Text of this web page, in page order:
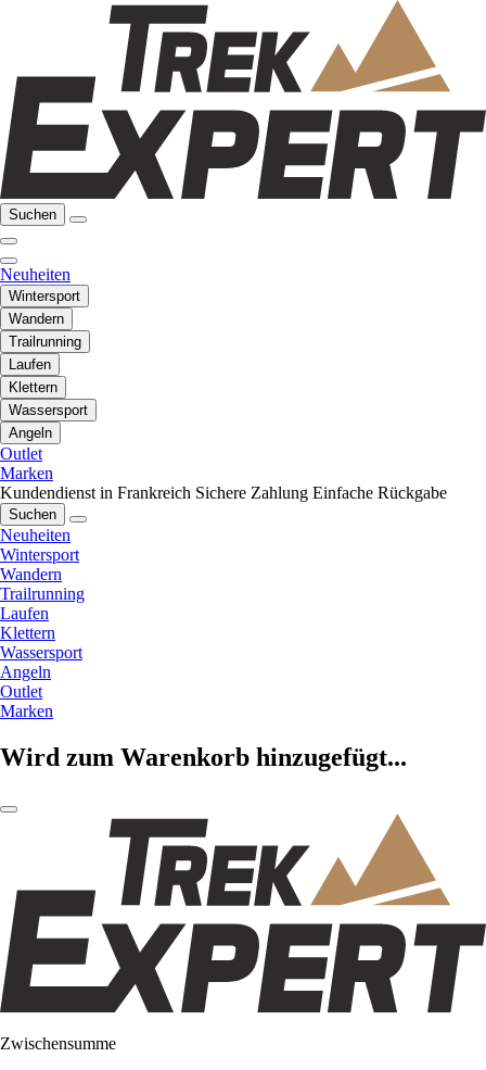
Suchen
Neuheiten
Wintersport
Wandern
Trailrunning
Laufen
Klettern
Wassersport
Angeln
Outlet
Marken
Kundendienst in Frankreich Sichere Zahlung Einfache Rückgabe
Suchen
Neuheiten
Wintersport
Wandern
Trailrunning
Laufen
Klettern
Wassersport
Angeln
Outlet
Marken
Wird zum Warenkorb hinzugefügt...
Zwischensumme